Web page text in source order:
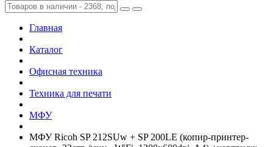
Главная
Каталог
Офисная техника
Техника для печати
МФУ
МФУ Ricoh SP 212SUw +­ SP 200LE (копир-принтер-